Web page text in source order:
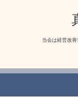
当会は経営改